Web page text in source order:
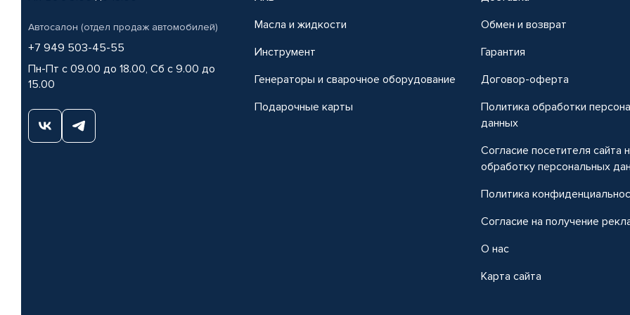
Автосалон (отдел продаж автомобилей)
+7 949 503-45-55
Пн-Пт с 09.00 до 18.00, Сб с 9.00 до
15.00
Масла и жидкости
Инструмент
Генераторы и сварочное оборудование
Подарочные карты
Обмен и возврат
Гарантия
Договор-оферта
Политика обработки
данных
Согласие посетителя сайта
обработку персональных
Политика
Согласие на получение
О нас
Карта сайта